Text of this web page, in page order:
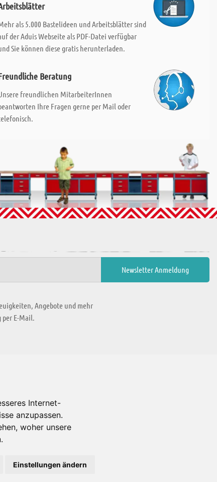
Internet-
anzupassen.
woher unsere
Einstellungen ändern
als 5.000 Bastelideen und Arbeitsblätter sind
der Aduis Webseite als PDF-Datei verfügbar
Sie können diese gratis herunterladen.
Beratung
freundlichen MitarbeiterInnen
Ihre Fragen gerne per Mail oder
Angebote und mehr
per E-Mail.
Es gibt uns auch in